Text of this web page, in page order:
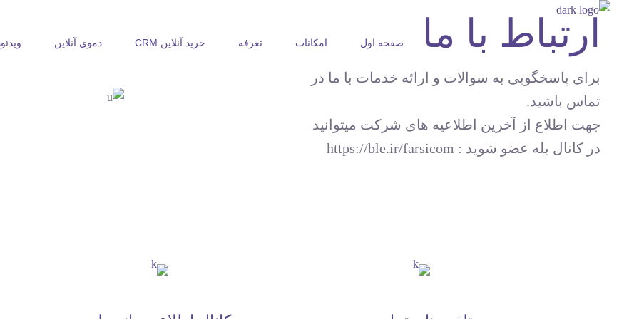
صفحه اول امکانات تعرفه خرید آنلاین CRM دموی آنلاین ارتباط با ما
برای پاسخگویی به سوالات و ارائه خدمات با ما در
تماس باشید.
جهت اطلاع از آخرین اطلاعیه های شرکت میتوانید
در کانال بله عضو شوید : https://ble.ir/farsicom